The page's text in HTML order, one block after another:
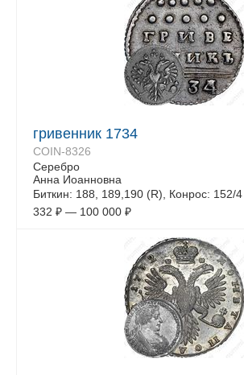
гривенник 1734
COIN-8326
Серебро
Анна Иоанновна
Биткин: 188, 189,190 (R), Конрос: 152/4
332 ₽ — 100 000 ₽